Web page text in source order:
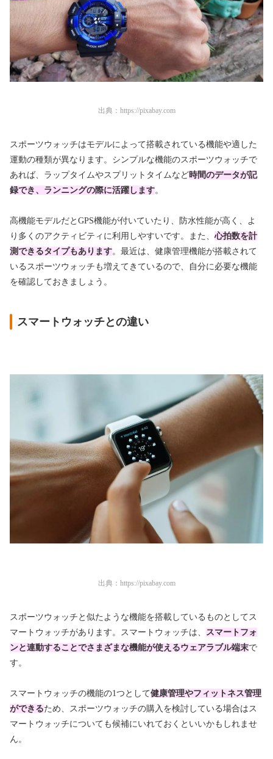
出典： https://pixabay.com
スポーツウォッチはモデルによって搭載されている機能や適した
運動の種類が異なります。シンプルな機能のスポーツウォッチで
あれば、ラップタイムやスプリットタイムなど時間のデータが記
録でき 、ランニングの際に活躍します。
高機能モデルだとGPS機能が付いていたり、防水性能が高く、よ
り多くのアクティビティに利用しやすいです。また、 心拍数を計
測できるタイプもあります。最近は、健康管理機能が搭載されて
いるスポーツウォッチも増えてきているので、自分に必要な機能
を確認しておきましょう。
スマートウォッチとの違い
出典： https://pixabay.com
スポーツウォッチと似たような機能を搭載しているものとしてス
マートウォッチがあります。スマートウォッチは、
スマートフォ
ンと連動することでさまざまな機能が使えるウェアラブル端末で
す。
スマートウォッチの機能の1つとして健康管理やフィットネス管理
ができるため、スポーツウォッチの購入を検討している場合はス
マートウォッチについても候補にいれておくといいかもしれませ
ん。